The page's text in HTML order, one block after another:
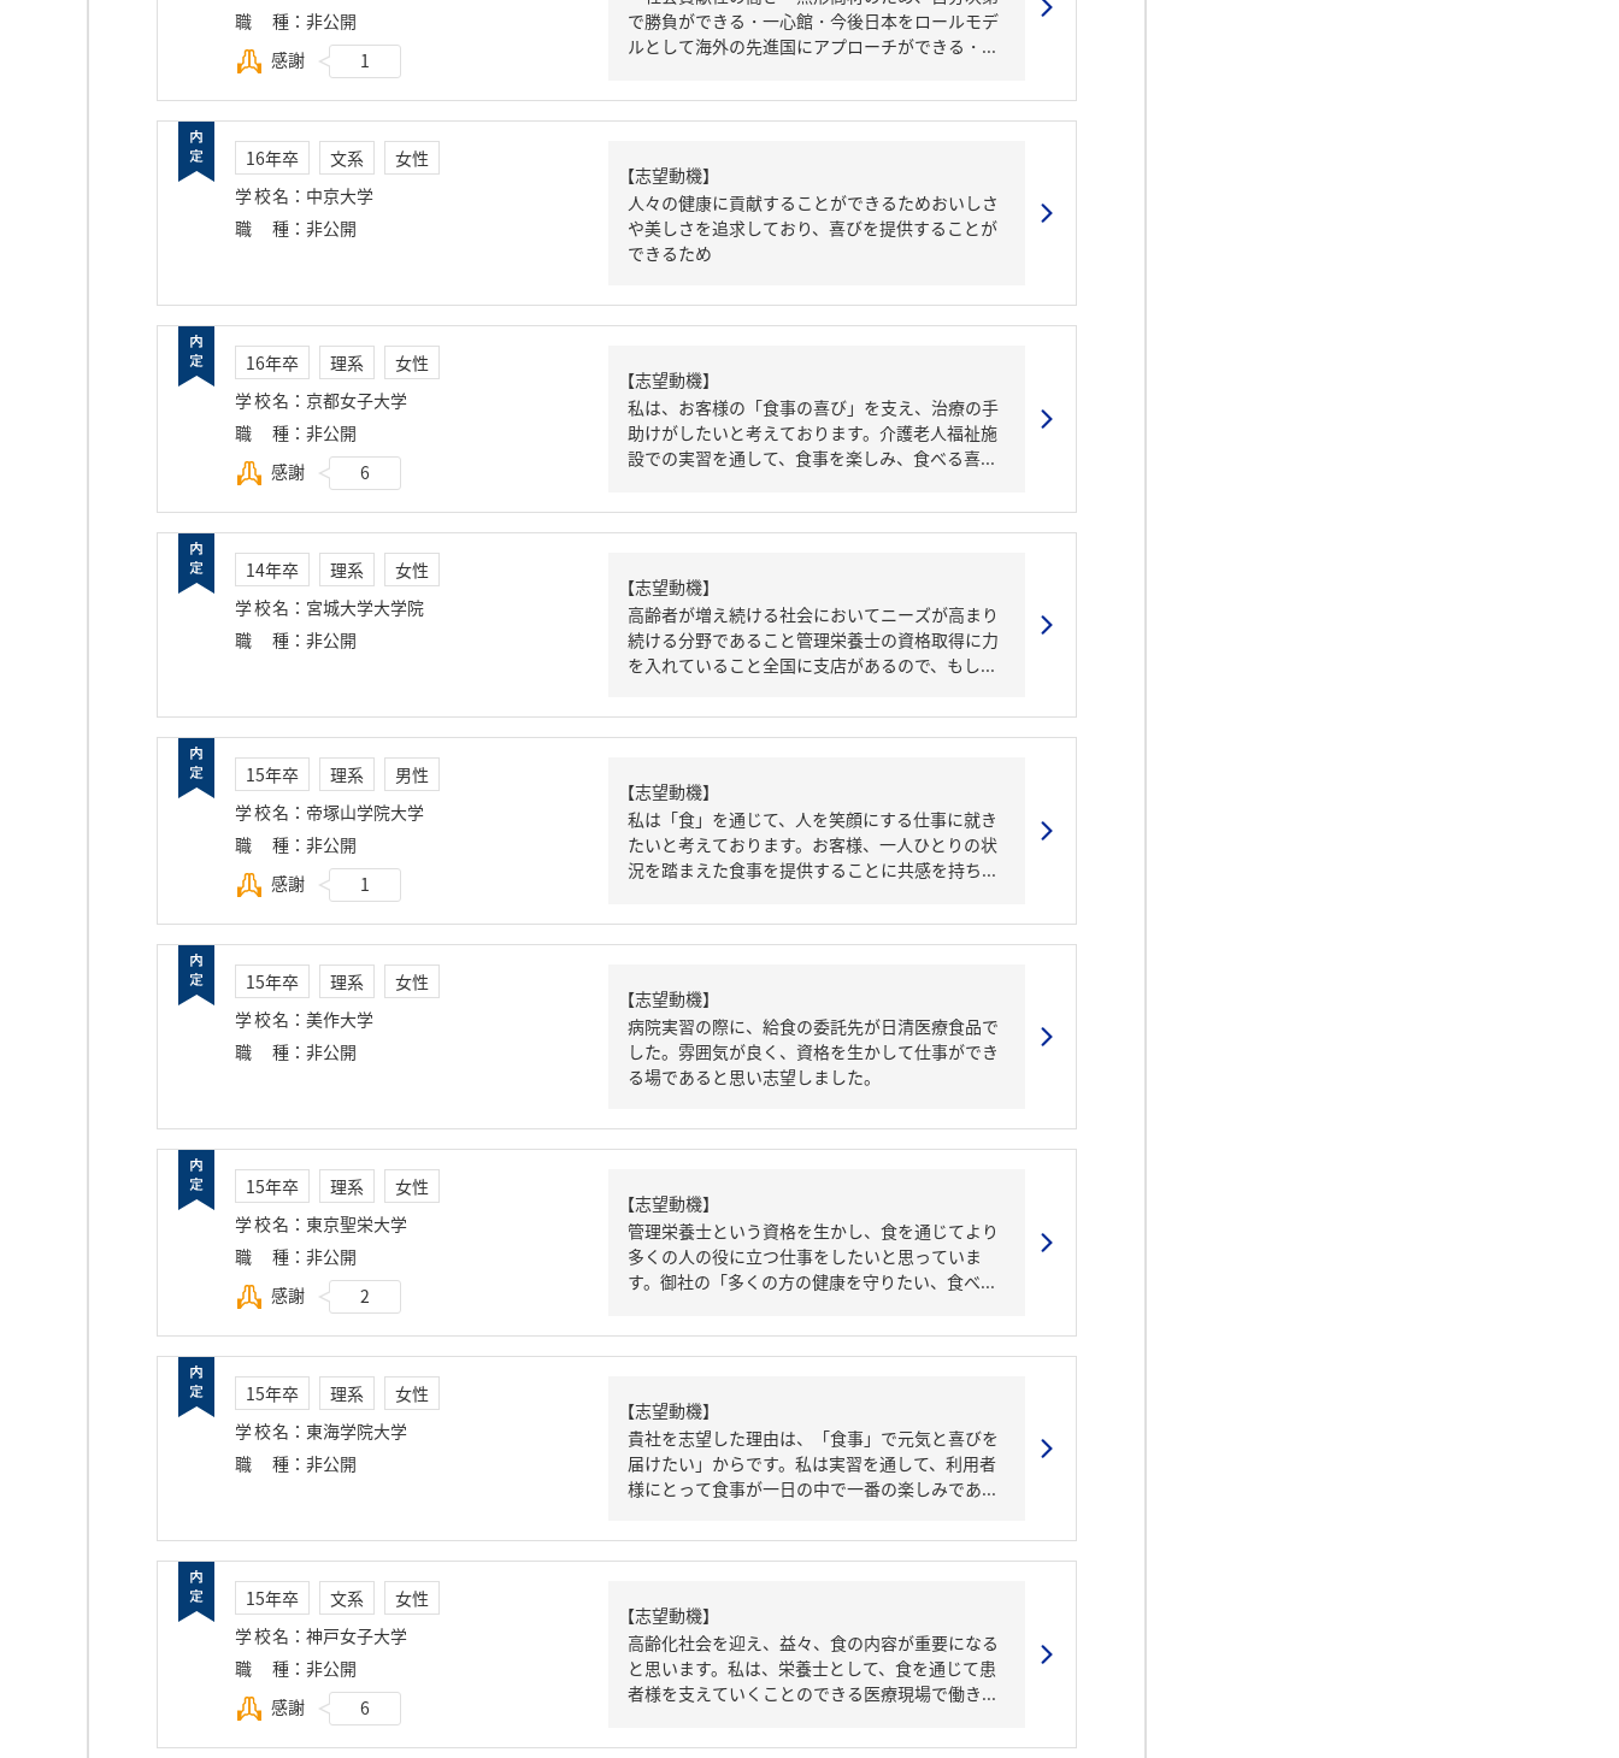
職種 ： 非公開
感謝
1
で勝負ができる・一心館・今後日本をロールモデ
ルとして海外の先進国にアプローチができる・...
16年卒 文系
女性
学校名 ： 中京大学
職種 ： 非公開
【志望動機】
人々の健康に貢献することができるためおいしさ
や美しさを追求しており、喜びを提供することが
できるため
16年卒 理系
女性
学校名 ： 京都女子大学
職種 ： 非公開
感謝
6
【志望動機】
私は、お客様の「食事の喜び」を支え、治療の手
助けがしたいと考えております。介護老人福祉施
設での実習を通して、食事を楽しみ、食べる喜...
14年卒 理系
女性
学校名 ： 宮城大学大学院
職種 ： 非公開
【志望動機】
高齢者が増え続ける社会においてニーズが高まり
続ける分野であること管理栄養士の資格取得に力
を入れていること全国に支店があるので、もし...
15年卒 理系
男性
学校名 ： 帝塚山学院大学
職種 ： 非公開
感謝
1
【志望動機】
私は「食」を通じて、人を笑顔にする仕事に就き
たいと考えております。お客様、一人ひとりの状
況を踏まえた食事を提供することに共感を持ち...
15年卒 理系
女性
学校名 ： 美作大学
職種 ： 非公開
【志望動機】
病院実習の際に、給食の委託先が日清医療食品で
した。雰囲気が良く、資格を生かして仕事ができ
る場であると思い志望しました。
15年卒 理系
女性
学校名 ： 東京聖栄大学
職種 ： 非公開
感謝
2
【志望動機】
管理栄養士という資格を生かし、食を通じてより
多くの人の役に立つ仕事をしたいと思っていま
す。御社の「多くの方の健康を守りたい、食べ...
15年卒 理系
女性
学校名 ： 東海学院大学
職種 ： 非公開
【志望動機】
貴社を志望した理由は、「食事」で元気と喜びを
届けたい」からです。私は実習を通して、利用者
様にとって食事が一日の中で一番の楽しみであ...
15年卒 文系
女性
学校名 ： 神戸女子大学
職種 ： 非公開
感謝
6
【志望動機】
高齢化社会を迎え、益々、食の内容が重要になる
と思います。私は、栄養士として、食を通じて患
者様を支えていくことのできる医療現場で働き...